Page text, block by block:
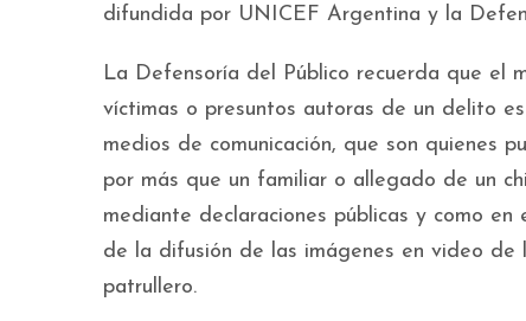
difundida por UNICEF Argentina y la
La Defensoría del Público recuerda que el
víctimas o presuntos autoras de un delito
medios de comunicación, que son quienes
por más que un familiar o allegado de un
mediante declaraciones públicas y como
de la difusión de las imágenes en video de
patrullero.